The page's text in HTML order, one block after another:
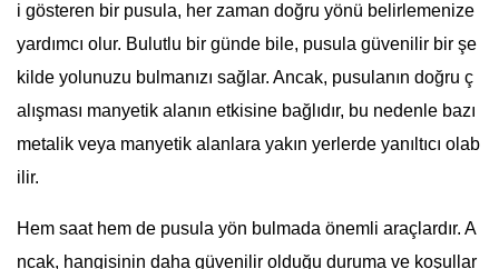
i gösteren bir pusula, her zaman doğru yönü belirlemenize
yardımcı olur. Bulutlu bir günde bile, pusula güvenilir bir şe
kilde yolunuzu bulmanızı sağlar. Ancak, pusulanın doğru ç
alışması manyetik alanın etkisine bağlıdır, bu nedenle bazı
metalik veya manyetik alanlara yakın yerlerde yanıltıcı olab
ilir.
Hem saat hem de pusula yön bulmada önemli araçlardır. A
ncak, hangisinin daha güvenilir olduğu duruma ve koşullar